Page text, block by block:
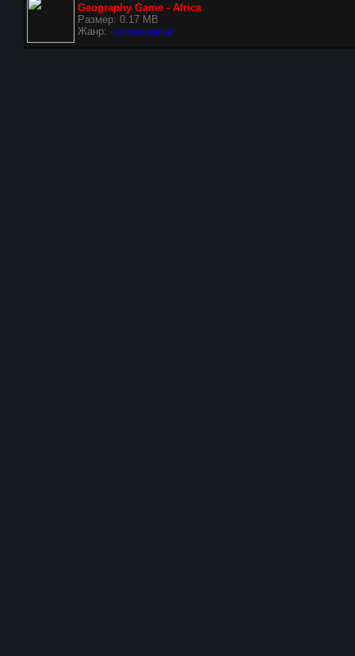
Geography Game - Africa
Размер: 0.17 MB
Жанр: Головоломки